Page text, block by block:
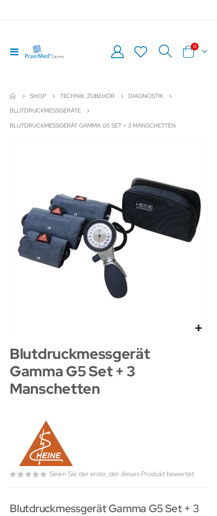
Navigation
umschalten
Warenkorb
0Artikel
SHOP TECHNIK, ZUBEHÖR
DIAGNOSTIK
BLUTDRUCKMESSGERÄTE
BLUTDRUCKMESSGERÄT GAMMA G5 SET + 3 MANSCHETTEN
Blutdruckmessgerät
Gamma G5 Set + 3
Manschetten
Seien Sie der erste, der dieses Produkt bewertet
Blutdruckmessgerät Gamma G5 Set + 3